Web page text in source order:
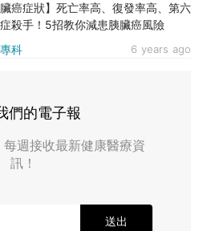
科 6 years ago
臟癌症狀】死亡率高、復發率高、第六
殺手！5招教你減患胰臟癌風險
們的電子報
週接收最新健康醫療資
訊！
送出